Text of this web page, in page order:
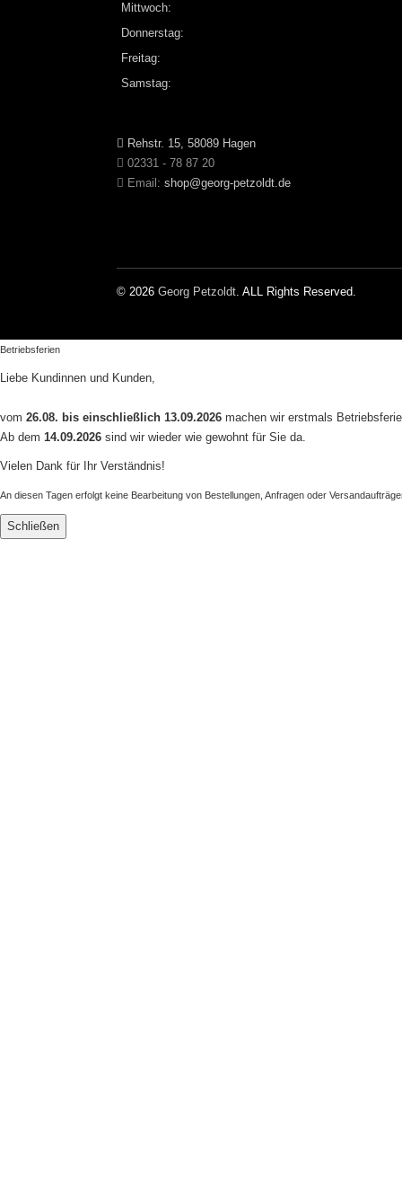
Mittwoch:
Donnerstag:
Freitag:
Samstag:
Rehstr. 15, 58089 Hagen
02331 - 78 87 20
Email: shop@georg-petzoldt.de
© 2026 Georg Petzoldt . ALL Rights Reserved.
Betriebsferien
Liebe Kundinnen und Kunden,
vom 26.08. bis einschließlich 13.09.2026 machen wir erstmals
Ab dem 14.09.2026 sind wir wieder wie gewohnt für Sie da.
Vielen Dank für Ihr Verständnis!
An diesen Tagen erfolgt keine Bearbeitung von Bestellungen, Anfragen oder
Schließen